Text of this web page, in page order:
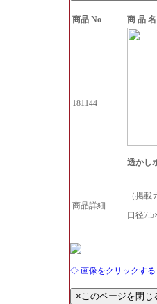
商品 No 商 品 名
181144
透かし
商品詳細
（掲
口径
◇ 画像をクリックする